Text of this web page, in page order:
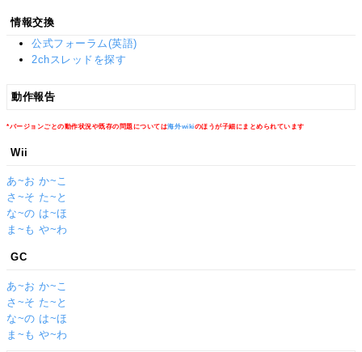
情報交換
公式フォーラム(英語)
2chスレッドを探す
動作報告
*バージョンごとの動作状況や既存の問題については海外wikiのほうが子細にまとめられています
Wii
あ~お か~こ
さ~そ た~と
な~の は~ほ
ま~も や~わ
GC
あ~お か~こ
さ~そ た~と
な~の は~ほ
ま~も や~わ